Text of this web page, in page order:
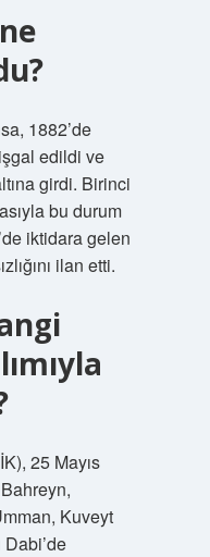
1882’de
edildi ve
girdi. Birinci
bu durum
iktidara gelen
ilan etti.
25 Mayıs
Kuveyt
Dabi’de